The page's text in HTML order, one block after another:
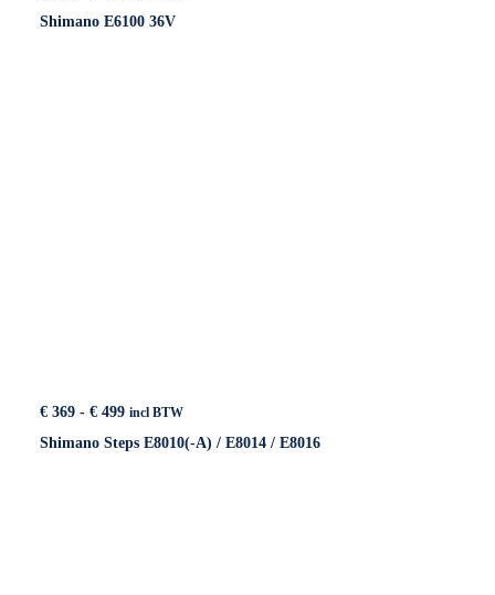
tot
Shimano E6100 36V
€ 369 - € 499Prijsklasse:
tot
incl BTW
Shimano Steps E8010(-A) / E8014 / E8016